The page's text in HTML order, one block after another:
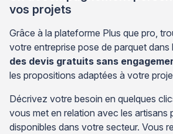
vos projets
Grâce à la plateforme Plus que pro,
votre entreprise pose de parquet dans
des devis gratuits sans
les propositions adaptées à votre
Décrivez votre besoin en quelques
vous met en relation avec les artisans
disponibles dans votre secteur. Vous